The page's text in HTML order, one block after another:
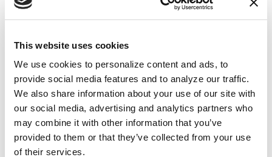
This website uses cookies
We use cookies to personalize content and ads, to
provide social media features and to analyze our traffic.
We also share information about your use of our site with
our social media, advertising and analytics partners who
may combine it with other information that you’ve
provided to them or that they’ve collected from your use
of their services.
un estudio sobre COVID-19 de los
Países Bajosque afirma que se
observó que las vacunas
(Pfizer/BioNTech y Moderna) eran
seguras para los adultos mayores,